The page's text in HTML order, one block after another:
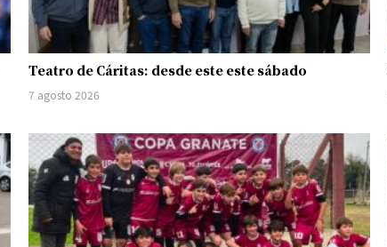
Teatro de Cáritas: desde este este sábado
7 agosto 2026